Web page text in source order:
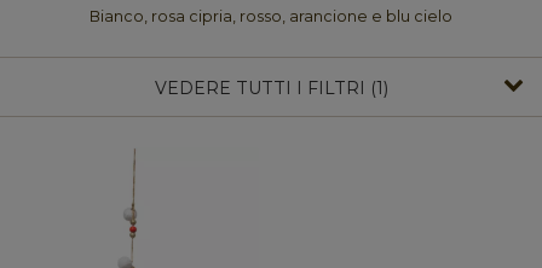
Bianco, rosa cipria, rosso, arancione e blu cielo
VEDERE TUTTI I FILTRI (1)